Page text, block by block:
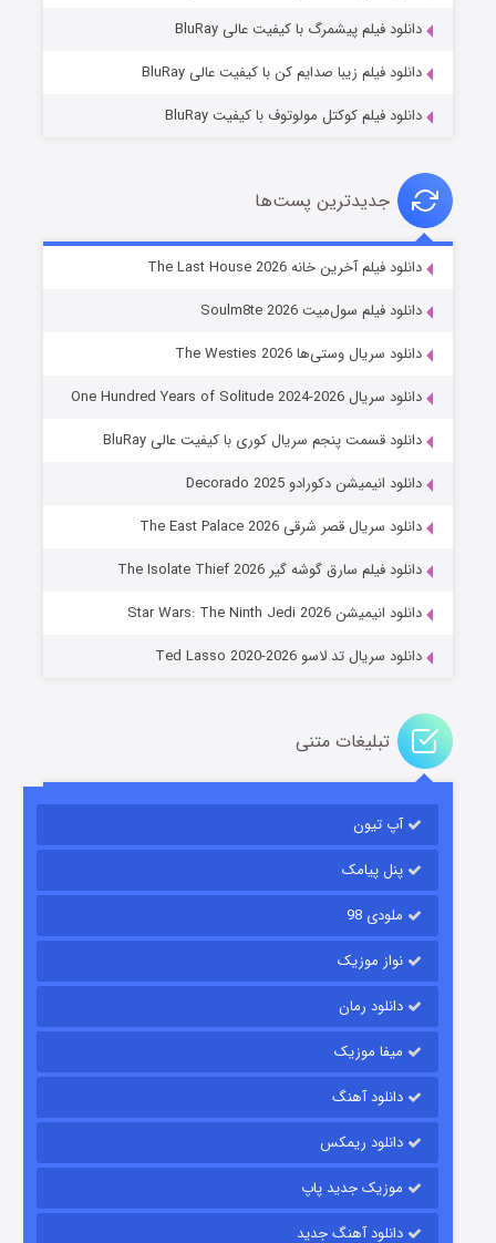
خاندان اژدها فصل ۳
جادوگری در مغولستان
قسمت۱۴ (زیرنویس) منتشر شد
قسمت
دانلود فیلم پیشمرگ با کیفیت عالی BluRay
دانلود فیلم زیبا صدایم کن با کیفیت عالی BluRay
دانلود فیلم کوکتل مولوتوف با کیفیت BluRay
جدیدترین پست‌ها
دانلود فیلم آخرین خانه The Last House 2026
دانلود فیلم سول‌میت Soulm8te 2026
دانلود سریال وستی‌ها The Westies 2026
دانلود سریال One Hundred Years of Solitude 2024-2026
دانلود قسمت پنجم سریال کوری با کیفیت عالی BluRay
دانلود انیمیشن دکورادو Decorado 2025
دانلود سریال قصر شرقی The East Palace 2026
دانلود فیلم سارق گوشه گیر The Isolate Thief 2026
دانلود انیمیشن Star Wars: The Ninth Jedi 2026
دانلود سریال تد لاسو Ted Lasso 2020-2026
تبلیغات متنی
آپ تیون
پنل پیامک
ملودی 98
نواز موزیک
دانلود رمان
میفا موزیک
دانلود آهنگ
دانلود ریمکس
موزیک جدید پاپ
دانلود آهنگ جدید